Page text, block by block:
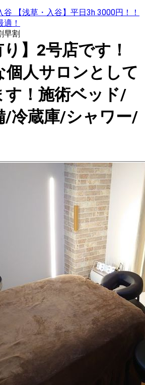
【浅草・入谷】平日3h 3000円！！
！
早割
り】2号店です！
個人サロンとして
す！施術ベッド/
/冷蔵庫/シャワー/